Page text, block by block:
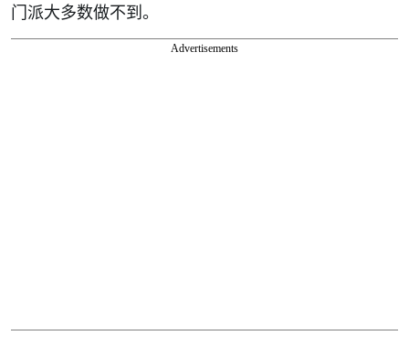
门派大多数做不到。
Advertisements